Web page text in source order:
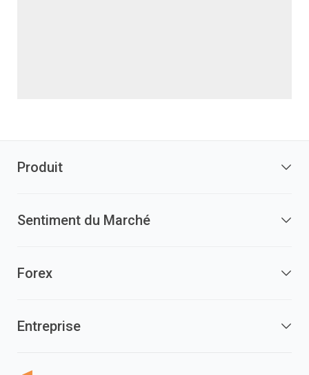
Produit
Sentiment du Marché
Forex
Entreprise